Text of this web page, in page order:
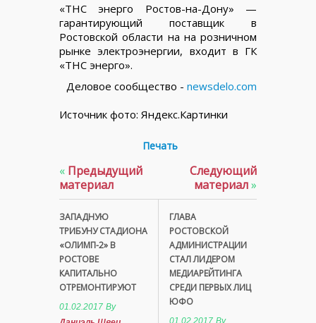
«ТНС энерго Ростов-на-Дону» —
гарантирующий поставщик в
Ростовской области на на розничном
рынке электроэнергии, входит в ГК
«ТНС энерго».
Деловое сообщество - newsdelo.com
Источник фото: Яндекс.Картинки
Печать
« Предыдущий
материал
ЗАПАДНУЮ
ТРИБУНУ СТАДИОНА
«ОЛИМП-2» В
РОСТОВЕ
КАПИТАЛЬНО
ОТРЕМОНТИРУЮТ
01.02.2017 By
Следующий
материал»
ГЛАВА
РОСТОВСКОЙ
АДМИНИСТРАЦИИ
СТАЛ ЛИДЕРОМ
МЕДИАРЕЙТИНГА
СРЕДИ ПЕРВЫХ ЛИЦ
ЮФО
01.02.2017 By